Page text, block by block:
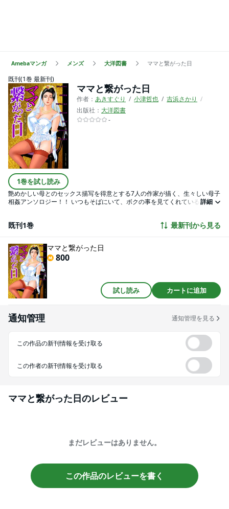
Amebaマンガ メンズ 大洋図書 ママと繋がった日
既刊(1巻 最新刊)
1巻を試し読み
ママと繋がった日
作者： あきすぐり 小津哲也 吉浜さかり
出版社： 大洋図書
-
艶めかしい母とのセックス描写を得意とする7人の作家が描く、生々しい母子
相姦アンソロジー！！ いつもそばにいて、ボクの事を見てくれている母。そ
情景が、息子の愛撫といきり立った肉棒の出し入れで目の前に繰り広げられ
っていく！！
詳細
既刊1巻 最新刊から見る
ママと繋がった日
800
試し読み カートに追加
通知管理 通知管理を見る
この作品の新刊情報を受け取る
この作者の新刊情報を受け取る
ママと繋がった日のレビュー
まだレビューはありません。
この作品のレビューを書く